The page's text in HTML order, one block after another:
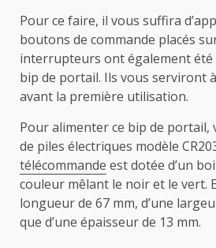
Pour ce faire, il vous suffira
boutons de commande placés
interrupteurs ont également été
bip de portail. Ils vous serviront
avant la première utilisation.
Pour alimenter ce bip de portail,
de piles électriques modèle
télécommande est dotée d’un
couleur mêlant le noir et le vert.
longueur de 67 mm, d’une
que d’une épaisseur de 13 mm.